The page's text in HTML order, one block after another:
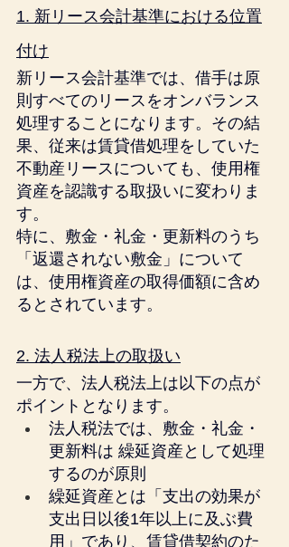
1. 新リース会計基準における位置
付け
新リース会計基準では、借手は原
則すべてのリースをオンバランス
処理することになります。その結
果、従来は賃貸借処理をしていた
不動産リースについても、使用権
資産を認識する取扱いに変わりま
す。
特に、敷金・礼金・更新料のうち
「返還されない敷金」について
は、使用権資産の取得価額に含め
るとされています。
2. 法人税法上の取扱い
一方で、法人税法上は以下の点が
ポイントとなります。
法人税法では、敷金・礼金・
更新料は 繰延資産として処理
するのが原則
繰延資産とは「支出の効果が
支出日以後1年以上に及ぶ費
用」であり、賃貸借契約のた